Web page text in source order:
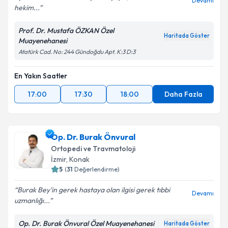
hekim...
Prof. Dr. Mustafa ÖZKAN Özel
Muayenehanesi
Haritada Göster
Atatürk Cad. No: 244 Gündoğdu Apt. K:3 D:3
En Yakın Saatler
17:00
17:30 18:00 Daha Fazla
Op. Dr. Burak Önvural
Ortopedi ve Travmatoloji
İzmir, Konak
5 (31 Değerlendirme)
Burak Bey'in gerek hastaya olan ilgisi gerek tıbbi
uzmanlığı...
Devamı
Op. Dr. Burak Önvural Özel Muayenehanesi Haritada Göster